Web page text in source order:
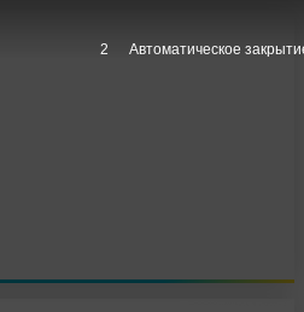
1 Автоматическое